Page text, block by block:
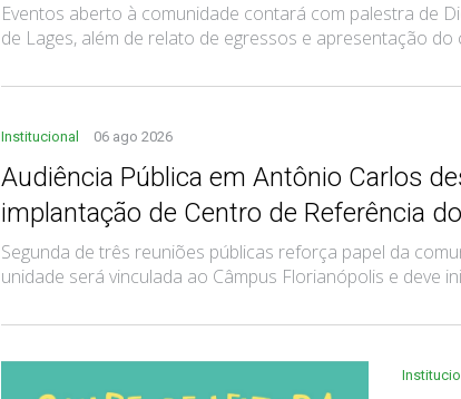
Eventos aberto à comunidade contará com palestra de
de Lages, além de relato de egressos e apresentação do
Institucional 06 ago 2026
Audiência Pública em Antônio Carlos
implantação de Centro de Referência
Segunda de três reuniões públicas reforça papel da
unidade será vinculada ao Câmpus Florianópolis e deve